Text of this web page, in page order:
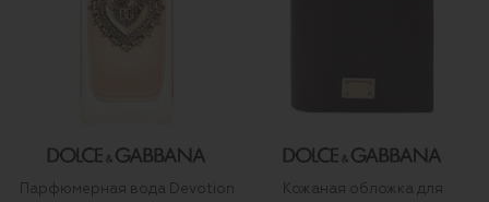
Парфюмерная вода Devotion
Кожаная обложка для